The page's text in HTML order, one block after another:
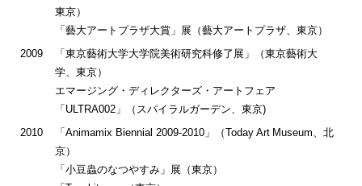
東京）
「藝大アートプラザ大賞」展（藝大アートプラザ、東京）
2009
「東京藝術大学大学院美術研究科修了展」（東京藝術大
学、東京）
エマージング・ディレクターズ・アートフェア
「ULTRA002」（スパイラルガーデン、東京)
2010
「Animamix Biennial 2009-2010」（Today Art Museum、北
京）
「小豆蟲のなつやすみ」展（東京）